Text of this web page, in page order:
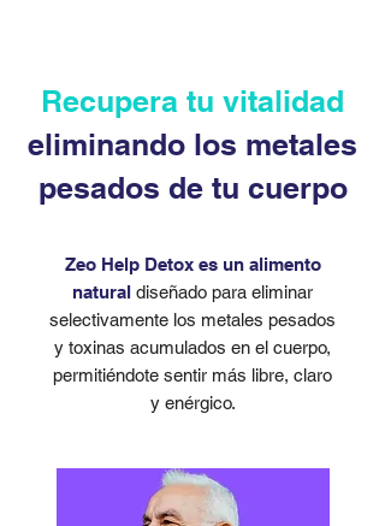
lejos de radiación, humedad y
Recupera tu vitalidad
eliminando los metales
pesados de tu cuerpo
Zeo Help Detox es un alimento
natural diseñado para eliminar
selectivamente los metales pesados
y toxinas acumulados en el cuerpo,
permitiéndote sentir más libre, claro
y enérgico.